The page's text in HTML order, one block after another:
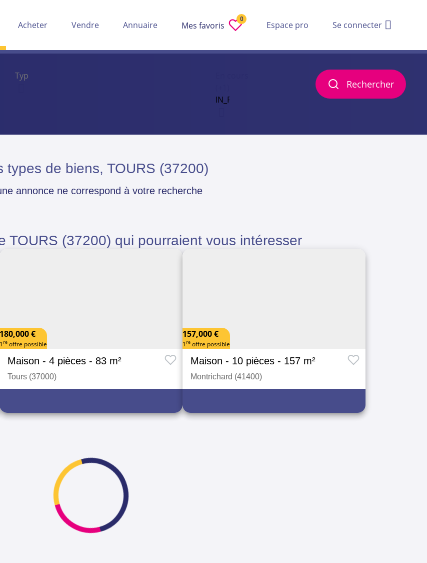
Acheter Vendre Annuaire Mes favoris
0
Espace pro Se connecter
Rechercher
types de biens, TOURS (37200)
annonce ne correspond à votre recherche
TOURS (37200) qui pourraient vous intéresser
180,000 €
1re offre possible
Maison - 4 pièces - 83 m²
Tours (37000)
157,000 €
1re offre possible
Maison - 10 pièces - 157 m²
Montrichard (41400)